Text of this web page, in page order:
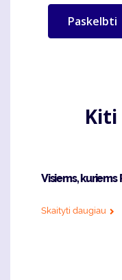
Visiems, kuriems
Skaityti daugiau